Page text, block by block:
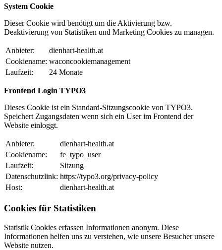
System Cookie
Dieser Cookie wird benötigt um die Aktivierung bzw.
Deaktivierung von Statistiken und Marketing Cookies zu managen.
Anbieter:
dienhart-health.at
Cookiename: waconcookiemanagement
Laufzeit:
24 Monate
Frontend Login TYPO3
Dieses Cookie ist ein Standard-Sitzungscookie von TYPO3.
Speichert Zugangsdaten wenn sich ein User im Frontend der
Website einloggt.
Anbieter:
dienhart-health.at
Cookiename:
fe_typo_user
Laufzeit:
Sitzung
Datenschutzlink: https://typo3.org/privacy-policy
Host:
dienhart-health.at
Cookies für Statistiken
Statistik Cookies erfassen Informationen anonym. Diese
Informationen helfen uns zu verstehen, wie unsere Besucher unsere
Website nutzen.